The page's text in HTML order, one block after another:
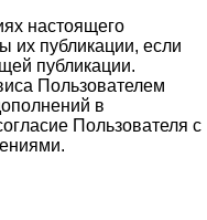
настоящего
их публикации, если
публикации.
Пользователем
в
Пользователя с